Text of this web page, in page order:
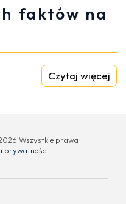
faktów na
Czytaj więcej
Wszystkie prawa
prywatności